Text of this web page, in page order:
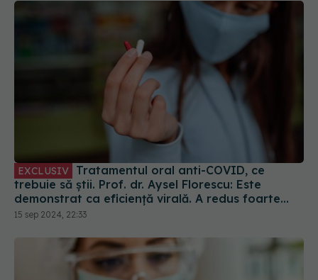
EXCLUSIV
trebuie să știi. Prof. dr. Aysel Florescu: Este
demonstrat ca eficiență virală. A redus foarte
mult riscul de spitalizare
15 sep 2024, 22:33